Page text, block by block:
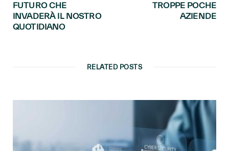
FUTURO CHE
INVADERÀ IL NOSTRO
QUOTIDIANO
TROPPE POCHE
AZIENDE
RELATED POSTS